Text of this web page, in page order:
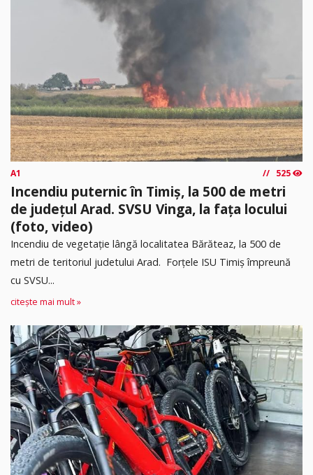
A1 525
Incendiu puternic în Timiș, la 500 de metri
de județul Arad. SVSU Vinga, la fața locului
(foto, video)
Incendiu de vegetație lângă localitatea Bărăteaz, la 500 de
metri de teritoriul judetului Arad. Forțele ISU Timiș împreună
cu SVSU...
citește mai mult »